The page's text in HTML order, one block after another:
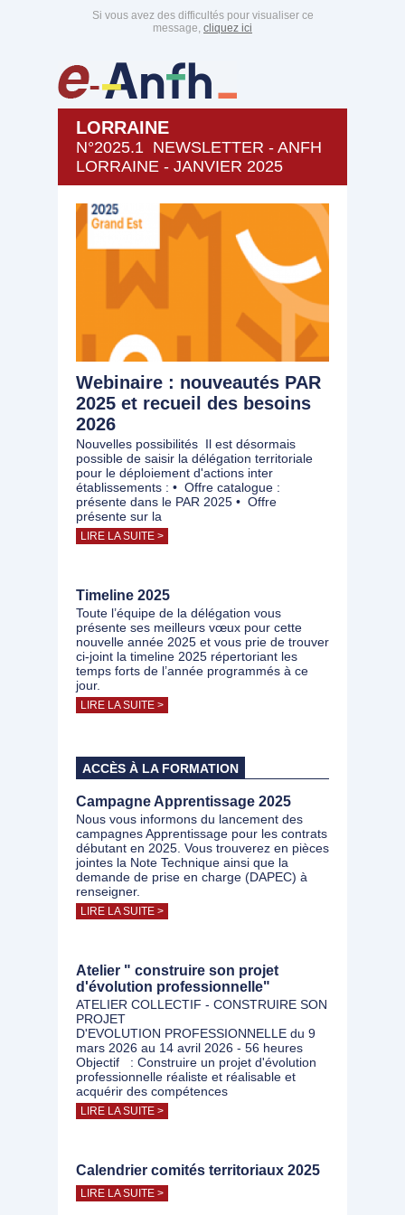
Si vous avez des difficultés pour visualiser ce
message, cliquez ici
LORRAINE
N°2025.1 NEWSLETTER - ANFH
LORRAINE - JANVIER 2025
Webinaire : nouveautés PAR
2025 et recueil des besoins
2026
Nouvelles possibilités Il est désormais
possible de saisir la délégation territoriale
pour le déploiement d'actions inter
établissements : • Offre catalogue :
présente dans le PAR 2025 • Offre
présente sur la
LIRE LA SUITE >
Timeline 2025
Toute l’équipe de la délégation vous
présente ses meilleurs vœux pour cette
nouvelle année 2025 et vous prie de trouver
ci-joint la timeline 2025 répertoriant les
temps forts de l’année programmés à ce
jour.
LIRE LA SUITE >
ACCÈS À LA FORMATION
Campagne Apprentissage 2025
Nous vous informons du lancement des
campagnes Apprentissage pour les contrats
débutant en 2025. Vous trouverez en pièces
jointes la Note Technique ainsi que la
demande de prise en charge (DAPEC) à
renseigner.
LIRE LA SUITE >
Atelier " construire son projet
d'évolution professionnelle"
ATELIER COLLECTIF - CONSTRUIRE SON
PROJET
D'EVOLUTION PROFESSIONNELLE du 9
mars 2026 au 14 avril 2026 - 56 heures
Objectif : Construire un projet d'évolution
professionnelle réaliste et réalisable et
acquérir des compétences
LIRE LA SUITE >
Calendrier comités territoriaux 2025
LIRE LA SUITE >